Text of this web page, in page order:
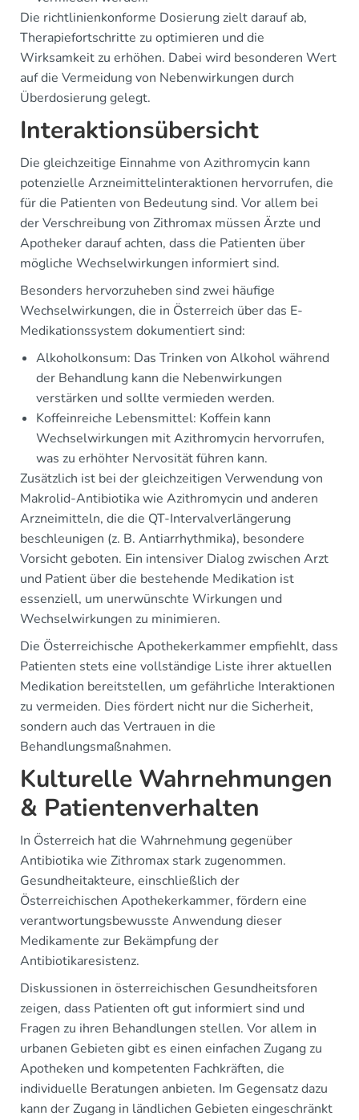
Die richtlinienkonforme Dosierung zielt darauf ab,
Therapiefortschritte zu optimieren und die
Wirksamkeit zu erhöhen. Dabei wird besonderen Wert
auf die Vermeidung von Nebenwirkungen durch
Überdosierung gelegt.
Interaktionsübersicht
Die gleichzeitige Einnahme von Azithromycin kann
potenzielle Arzneimittelinteraktionen hervorrufen, die
für die Patienten von Bedeutung sind. Vor allem bei
der Verschreibung von Zithromax müssen Ärzte und
Apotheker darauf achten, dass die Patienten über
mögliche Wechselwirkungen informiert sind.
Besonders hervorzuheben sind zwei häufige
Wechselwirkungen, die in Österreich über das E-
Medikationssystem dokumentiert sind:
Alkoholkonsum: Das Trinken von Alkohol während
der Behandlung kann die Nebenwirkungen
verstärken und sollte vermieden werden.
Koffeinreiche Lebensmittel: Koffein kann
Wechselwirkungen mit Azithromycin hervorrufen,
was zu erhöhter Nervosität führen kann.
Zusätzlich ist bei der gleichzeitigen Verwendung von
Makrolid-Antibiotika wie Azithromycin und anderen
Arzneimitteln, die die QT-Intervalverlängerung
beschleunigen (z. B. Antiarrhythmika), besondere
Vorsicht geboten. Ein intensiver Dialog zwischen Arzt
und Patient über die bestehende Medikation ist
essenziell, um unerwünschte Wirkungen und
Wechselwirkungen zu minimieren.
Die Österreichische Apothekerkammer empfiehlt, dass
Patienten stets eine vollständige Liste ihrer aktuellen
Medikation bereitstellen, um gefährliche Interaktionen
zu vermeiden. Dies fördert nicht nur die Sicherheit,
sondern auch das Vertrauen in die
Behandlungsmaßnahmen.
Kulturelle Wahrnehmungen
& Patientenverhalten
In Österreich hat die Wahrnehmung gegenüber
Antibiotika wie Zithromax stark zugenommen.
Gesundheitakteure, einschließlich der
Österreichischen Apothekerkammer, fördern eine
verantwortungsbewusste Anwendung dieser
Medikamente zur Bekämpfung der
Antibiotikaresistenz.
Diskussionen in österreichischen Gesundheitsforen
zeigen, dass Patienten oft gut informiert sind und
Fragen zu ihren Behandlungen stellen. Vor allem in
urbanen Gebieten gibt es einen einfachen Zugang zu
Apotheken und kompetenten Fachkräften, die
individuelle Beratungen anbieten. Im Gegensatz dazu
kann der Zugang in ländlichen Gebieten eingeschränkt